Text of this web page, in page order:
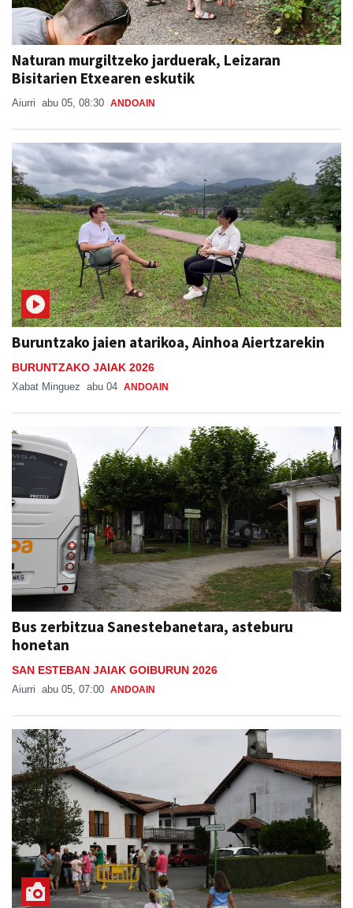
Naturan murgiltzeko jarduerak, Leizaran
Bisitarien Etxearen eskutik
Aiurri abu 05, 08:30 ANDOAIN
Buruntzako jaien atarikoa, Ainhoa Aiertzarekin
BURUNTZAKO JAIAK 2026
Xabat Minguez abu 04 ANDOAIN
Bus zerbitzua Sanestebanetara, asteburu
honetan
SAN ESTEBAN JAIAK GOIBURUN 2026
Aiurri abu 05, 07:00 ANDOAIN